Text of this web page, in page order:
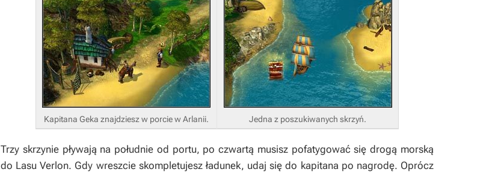
Kapitana Geka znajdziesz w porcie w Arlanii. Jedna z poszukiwanych skrzyń.
Trzy skrzynie pływają na południe od portu, po czwartą musisz pofatygować się drogą morską
do Lasu Verlon. Gdy wreszcie skompletujesz ładunek, udaj się do kapitana po nagrodę. Oprócz